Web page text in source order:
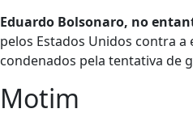
Eduardo Bolsonaro, no
pelos Estados Unidos contra
condenados pela tentativa de
Motim